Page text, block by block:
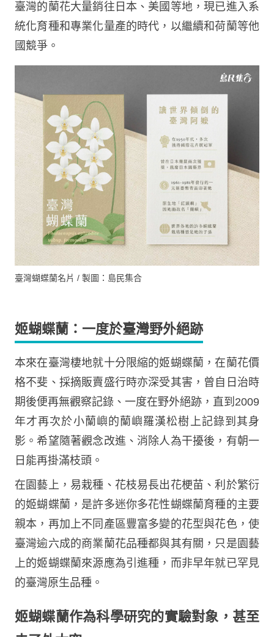
臺灣的蘭花大量銷往日本、美國等地，現已進入系
統化育種和專業化量產的時代，以繼續和荷蘭等他
國競爭。
臺灣蝴蝶蘭名片 / 製圖：島民集合
姬蝴蝶蘭：一度於臺灣野外絕跡
本來在臺灣棲地就十分限縮的姬蝴蝶蘭，在蘭花價
格不斐、採摘販賣盛行時亦深受其害，曾自日治時
期後便再無觀察記錄、一度在野外絕跡，直到2009
年才再次於小蘭嶼的蘭嶼羅漢松樹上記錄到其身
影。希望隨著觀念改進、消除人為干擾後，有朝一
日能再掛滿枝頭。
在園藝上，易栽種、花枝易長出花梗苗、利於繁衍
的姬蝴蝶蘭，是許多迷你多花性蝴蝶蘭育種的主要
親本，再加上不同產區豐富多變的花型與花色，使
臺灣逾六成的商業蘭花品種都與其有關，只是園藝
上的姬蝴蝶蘭來源應為引進種，而非早年就已罕見
的臺灣原生品種。
姬蝴蝶蘭作為科學研究的實驗對象，甚至